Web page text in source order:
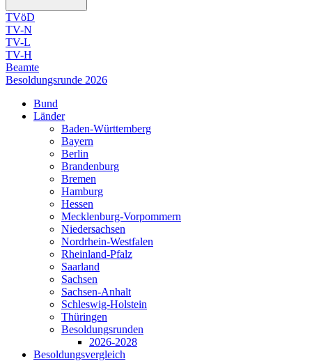
TVöD
TV-N
TV-L
TV-H
Beamte
Besoldungsrunde 2026
Bund
Länder
Baden-Württemberg
Bayern
Berlin
Brandenburg
Bremen
Hamburg
Hessen
Mecklenburg-Vorpommern
Niedersachsen
Nordrhein-Westfalen
Rheinland-Pfalz
Saarland
Sachsen
Sachsen-Anhalt
Schleswig-Holstein
Thüringen
Besoldungsrunden
2026-2028
Besoldungsvergleich